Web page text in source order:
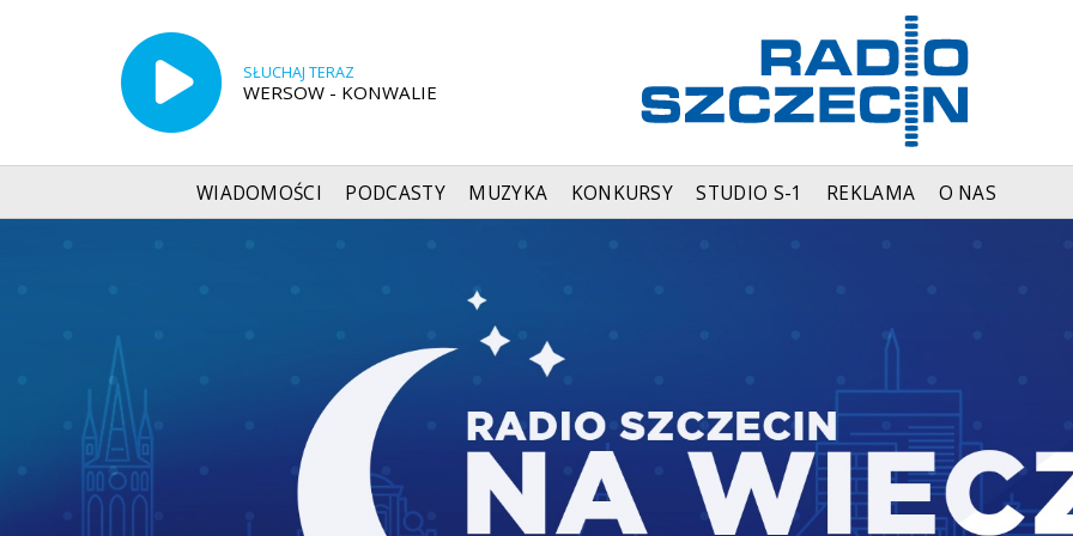
SŁUCHAJ TERAZ
WERSOW - KONWALIE
WIADOMOŚCI PODCASTY MUZYKA KONKURSY STUDIO S-1 REKLAMA O NAS